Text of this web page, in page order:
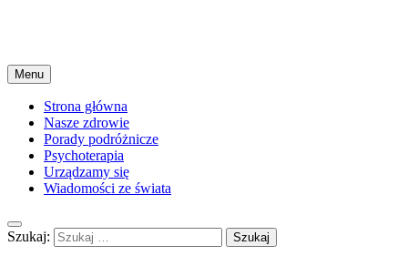
Menu
Strona główna
Nasze zdrowie
Porady podróżnicze
Psychoterapia
Urządzamy się
Wiadomości ze świata
Szukaj: